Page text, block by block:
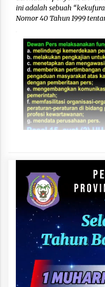
ini adalah sebuah
Nomor 40 Tahun 1999